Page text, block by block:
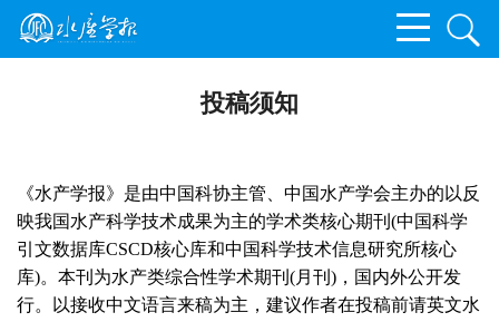
投稿须知
《水产学报》是由中国科协主管、中国水产学会主办的以反
映我国水产科学技术成果为主的学术类核心期刊 (中国科学
引文数据库CSCD核心库和中国科学技术信息研究所核心
库)。本刊为水产类综合性学术期刊 (月刊 ) ，国内外公开发
行。以接收中文语言来稿为主，建议作者在投稿前请英文水